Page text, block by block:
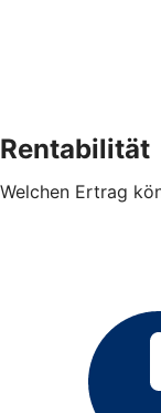
Rentabilität
Welchen Ertrag